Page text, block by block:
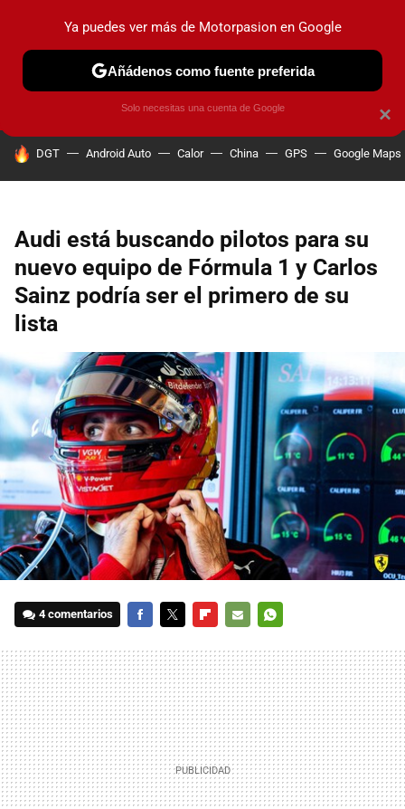
PRUEBAS COCHES ELÉCTRICOS OBSERVATORIO
HOY SE HABLA DE
DGT Android Auto Calor China GPS Google Maps
Audi está buscando pilotos para su
nuevo equipo de Fórmula 1 y Carlos
Sainz podría ser el primero de su
lista
4 comentarios
MAIL
×
Ya puedes ver más de Motorpasion en Google
Añádenos como fuente preferida
Solo necesitas una cuenta de Google